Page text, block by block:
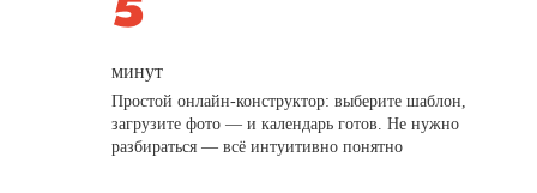
минут
Простой онлайн-конструктор: выберите шаблон,
загрузите фото — и календарь готов. Не нужно
разбираться — всё интуитивно понятно